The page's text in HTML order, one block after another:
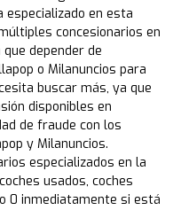
especializado en esta
concesionarios en
depender de
o Milanuncios para
buscar más, ya que
disponibles en
de fraude con los
y Milanuncios.
especializados en la
usados, coches
0 inmediatamente si está